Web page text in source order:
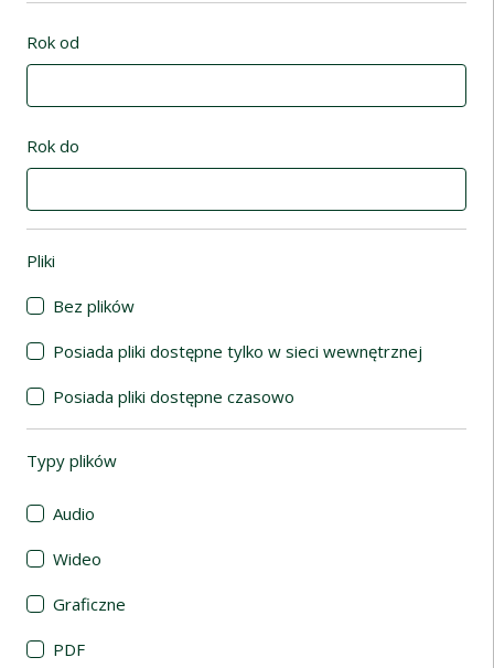
Rok od
Rok do
Pliki
Bez plików
Posiada pliki dostępne tylko w sieci wewnętrznej
Posiada pliki dostępne czasowo
Typy plików
Audio
Wideo
Graficzne
PDF